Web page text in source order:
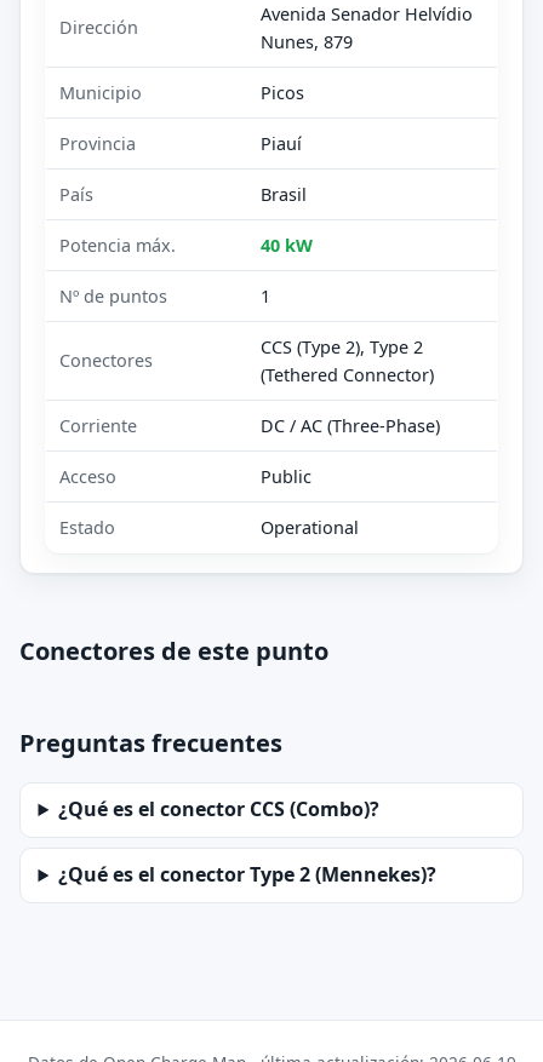
Dirección
Avenida Senador Helvídio
Nunes, 879
Municipio Picos
Provincia Piauí
País Brasil
Potencia máx. 40 kW
Nº de puntos 1
Conectores
CCS (Type 2), Type 2
(Tethered Connector)
Corriente DC / AC (Three-Phase)
Acceso Public
Estado Operational
Conectores de este punto
Preguntas frecuentes
¿Qué es el conector CCS (Combo)?
¿Qué es el conector Type 2 (Mennekes)?